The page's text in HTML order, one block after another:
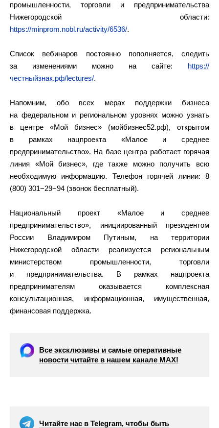
промышленности, торговли и предпринимательства
Нижегородской области:
https://minprom.nobl.ru/activity/6536/.
Список вебинаров постоянно пополняется, следить
за изменениями можно на сайте: https://
честныйзнак.рф/lectures/.
Напомним, обо всех мерах поддержки бизнеса
на федеральном и региональном уровнях можно узнать
в центре «Мой бизнес» (мойбизнес52.рф), открытом
в рамках нацпроекта «Малое и среднее
предпринимательство». На базе центра работает горячая
линия «Мой бизнес», где также можно получить всю
необходимую информацию. Телефон горячей линии: 8
(800) 301−29−94 (звонок бесплатный).
Национальный проект «Малое и среднее
предпринимательство», инициированный президентом
России Владимиром Путиным, на территории
Нижегородской области реализуется региональным
министерством промышленности, торговли
и предпринимательства. В рамках нацпроекта
предпринимателям оказывается комплексная
консультационная, информационная, имущественная,
финансовая поддержка.
Все эксклюзивы и самые оперативные
новости читайте в нашем канале МАХ!
Читайте нас в Telegram, чтобы быть